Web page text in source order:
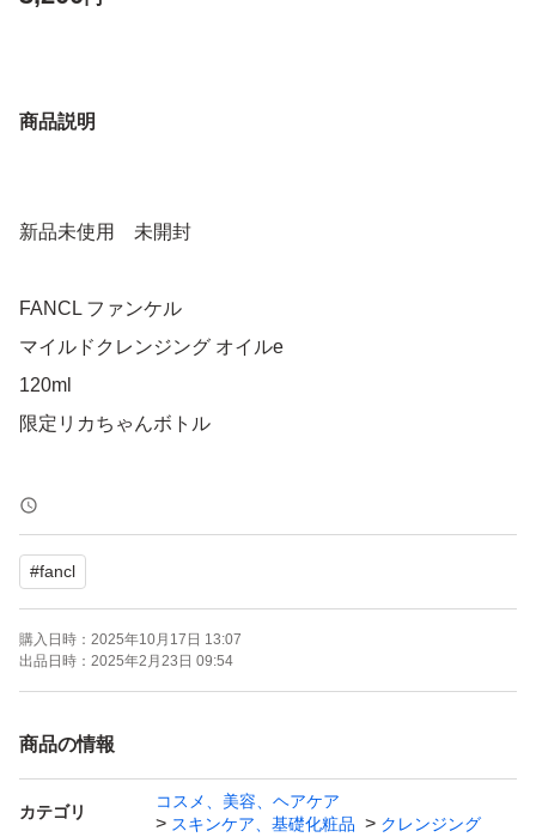
商品説明
新品未使用 未開封
FANCL ファンケル
マイルドクレンジング オイルe
120ml
限定リカちゃんボトル
2点 製造年月 2024.07
・宅急便コンパクトでの発送となります。
※輸送時の商品の潰れなどのダメージ等、責任を取ること
は出来ませんのでご了承くださいませ。
お値下げ不可となります。
#fancl
購入日時： 2025年10月17日 13:07
出品日時： 2025年2月23日 09:54
商品の情報
カテゴリ
コスメ、美容、ヘアケア
スキンケア、基礎化粧品
クレンジング